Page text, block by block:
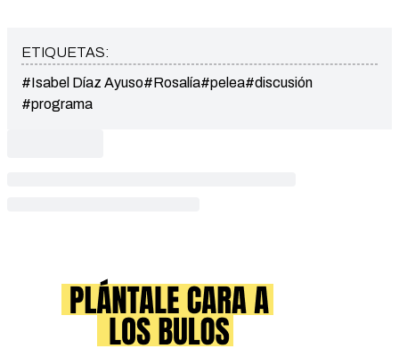
ETIQUETAS:
#Isabel Díaz Ayuso#Rosalía#pelea#discusión
#programa